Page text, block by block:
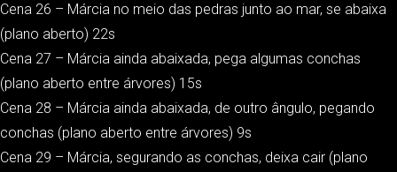
Cena 26 – Márcia no meio das pedras junto ao mar, se abaixa
(plano aberto) 22s
Cena 27 – Márcia ainda abaixada, pega algumas conchas
(plano aberto entre árvores) 15s
Cena 28 – Márcia ainda abaixada, de outro ângulo, pegando
conchas (plano aberto entre árvores) 9s
Cena 29 – Márcia, segurando as conchas, deixa cair (plano